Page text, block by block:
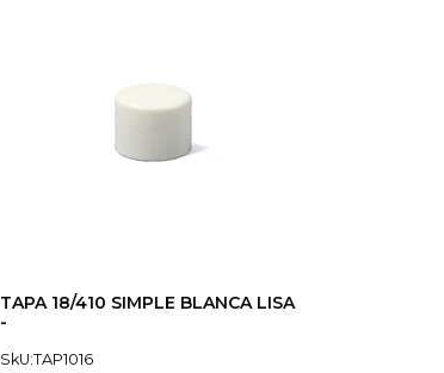
TAPA 18/410 SIMPLE BLANCA LISA
-
SkU:TAP1016